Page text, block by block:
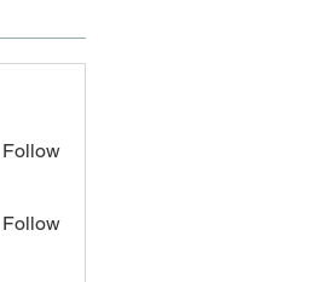
Follow
Follow